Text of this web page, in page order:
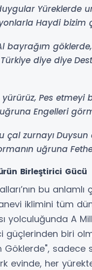
Yüreklerde
Haydi bizim
bayrağım göklerde,
Türkiye diye diye
yürürüz, Pes etmeyi
Engelleri
çal zurnayı
uğruna
Birleştirici Gücü
bu anlamlı
iklimini tüm
yolculuğunda A Milli
güçlerinden biri
Göklerde", sadece
evinde, her